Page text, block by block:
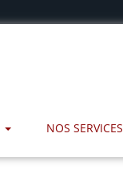
NOS SERVICES